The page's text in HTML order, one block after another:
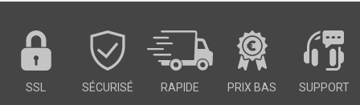
SSL SÉCURISÉ RAPIDE PRIX BAS SUPPORT